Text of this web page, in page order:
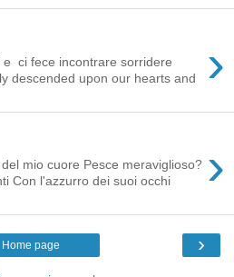
›
ci fece incontrare sorridere
descended upon our hearts and
›
mio cuore Pesce meraviglioso?
Con l'azzurro dei suoi occhi
›
Home page